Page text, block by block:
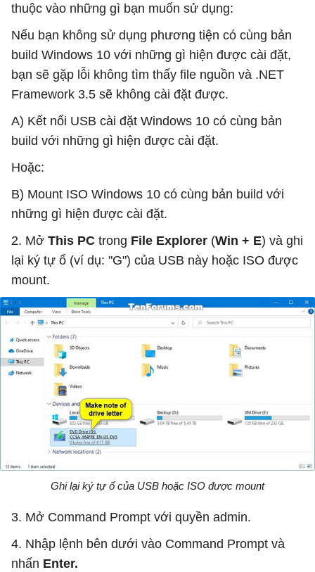
thuộc vào những gì bạn muốn sử dụng:
Nếu bạn không sử dụng phương tiện có cùng bản
build Windows 10 với những gì hiện được cài đặt,
bạn sẽ gặp lỗi không tìm thấy file nguồn và .NET
Framework 3.5 sẽ không cài đặt được.
A) Kết nối USB cài đặt Windows 10 có cùng bản
build với những gì hiện được cài đặt.
Hoặc:
B) Mount ISO Windows 10 có cùng bản build với
những gì hiện được cài đặt.
2. Mở This PC trong File Explorer (Win + E) và ghi
lại ký tự ổ (ví dụ: "G") của USB này hoặc ISO được
mount.
Ghi lại ký tự ổ của USB hoặc ISO được mount
3. Mở Command Prompt với quyền admin.
4. Nhập lệnh bên dưới vào Command Prompt và
nhấn Enter.